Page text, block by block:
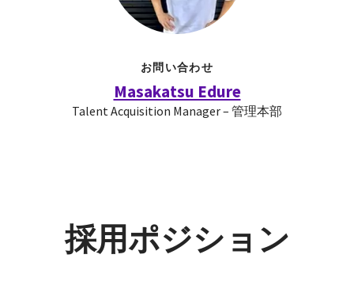
お問い合わせ
Masakatsu Edure
Talent Acquisition Manager – 管理本部
採用ポジション